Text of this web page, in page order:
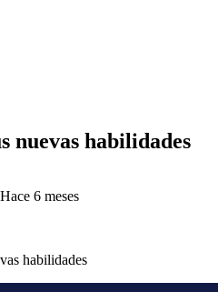
nuevas habilidades
Hace 6 meses
habilidades